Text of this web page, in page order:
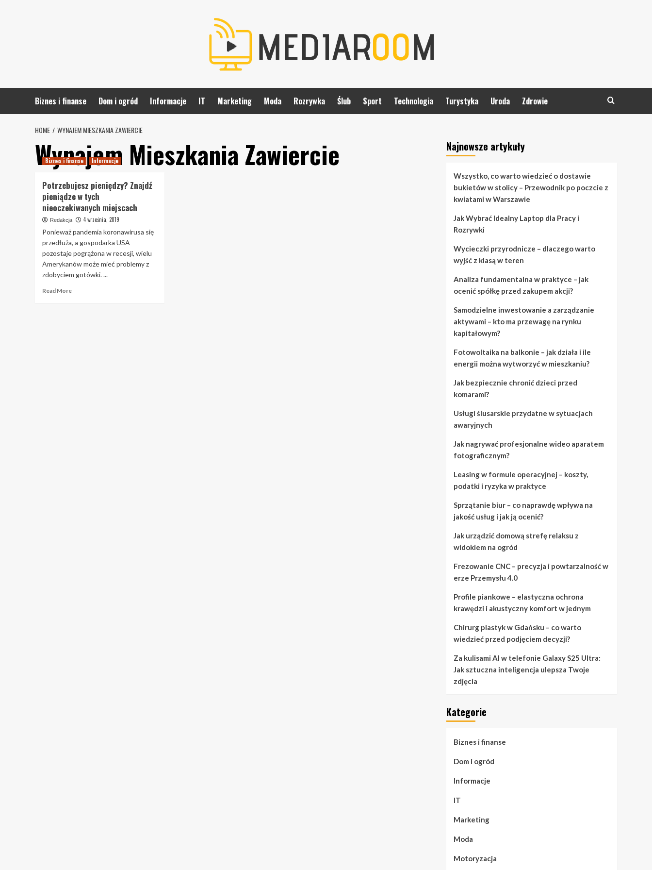
Biznes i finanse Dom i ogród Informacje IT Marketing Moda Rozrywka Ślub Sport Technologia Turystyka Uroda Zdrowie
HOME WYNAJEM MIESZKANIA ZAWIERCIE
Wynajem Mieszkania Zawiercie
Biznes i finanse Informacje
Potrzebujesz pieniędzy? Znajdź
pieniądze w tych
nieoczekiwanych miejscach
Redakcja 4 września, 2019
Ponieważ pandemia koronawirusa się
przedłuża, a gospodarka USA
pozostaje pogrążona w recesji, wielu
Amerykanów może mieć problemy z
zdobyciem gotówki. ...
Read MoreRead
Najnowsze artykuły
Wszystko, co warto wiedzieć o dostawie
bukietów w stolicy – Przewodnik po poczcie z
kwiatami w Warszawie
Jak Wybrać Idealny Laptop dla Pracy i
Rozrywki
Wycieczki przyrodnicze – dlaczego warto
wyjść z klasą w teren
Analiza fundamentalna w praktyce – jak
ocenić spółkę przed zakupem akcji?
Samodzielne inwestowanie a zarządzanie
aktywami – kto ma przewagę na rynku
kapitałowym?
Fotowoltaika na balkonie – jak działa i ile
energii można wytworzyć w mieszkaniu?
Jak bezpiecznie chronić dzieci przed
komarami?
Usługi ślusarskie przydatne w sytuacjach
awaryjnych
Jak nagrywać profesjonalne wideo aparatem
fotograficznym?
Leasing w formule operacyjnej – koszty,
podatki i ryzyka w praktyce
Sprzątanie biur – co naprawdę wpływa na
jakość usług i jak ją ocenić?
Jak urządzić domową strefę relaksu z
widokiem na ogród
Frezowanie CNC – precyzja i powtarzalność w
erze Przemysłu 4.0
Profile piankowe – elastyczna ochrona
krawędzi i akustyczny komfort w jednym
Chirurg plastyk w Gdańsku – co warto
wiedzieć przed podjęciem decyzji?
Za kulisami AI w telefonie Galaxy S25 Ultra:
Jak sztuczna inteligencja ulepsza Twoje
zdjęcia
Kategorie
Biznes i finanse
Dom i ogród
Informacje
IT
Marketing
Moda
Motoryzacja